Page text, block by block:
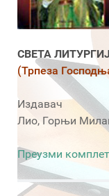
СВЕТА
(Трпеза
Издавач
Лио, Горњи
Преузми